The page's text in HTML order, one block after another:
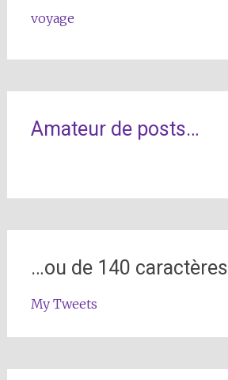
voyage
Amateur de posts…
…ou de 140 caractères
My Tweets